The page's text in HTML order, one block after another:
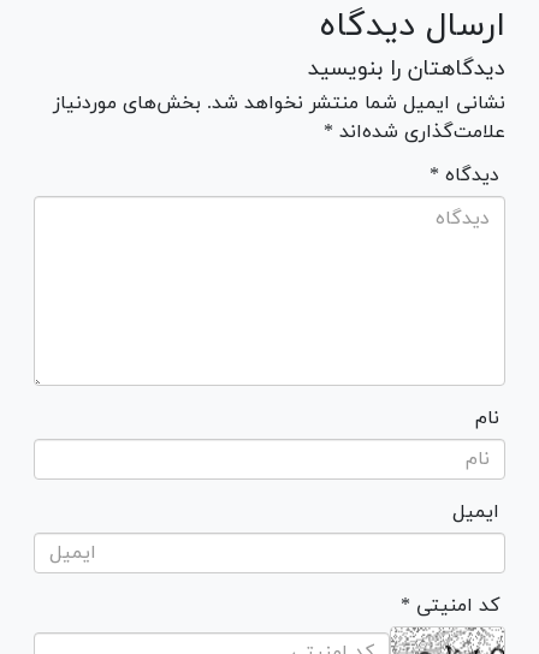
ارسال دیدگاه
دیدگاهتان را بنویسید
نشانی ایمیل شما منتشر نخواهد شد. بخش‌های موردنیاز
علامت‌گذاری شده‌اند *
* دیدگاه
نام
ایمیل
* کد امنیتی